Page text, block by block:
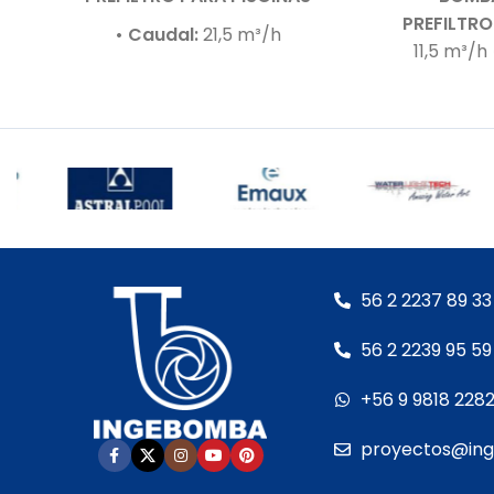
• Caudal:21,5 m³/h
• Incluye:Racor de conexiones para
• Garantía:Según cláusula del
fabricante
• Sello mecánico:Especial AISI 316 y
óxido de aluminia
• Eje del motor:Acero inoxidable
• Motor:
– Con rodamientos
11,5 m³/h
50 mm
motor:
56 2 2237 89 33
56 2 2239 95 59
+56 9 9818 2282